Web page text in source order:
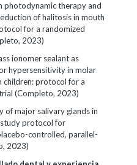
photodynamic therapy and
of halitosis in mouth
for a randomized
2023)
ionomer sealant as
hypersensitivity in molar
children: protocol for a
(Completo, 2023)
of major salivary glands in
protocol for
controlled, parallel-
2023)